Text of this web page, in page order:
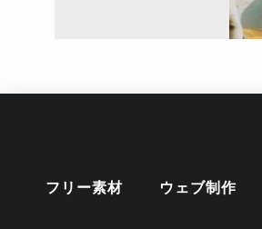
フリー素材 ウェブ制作